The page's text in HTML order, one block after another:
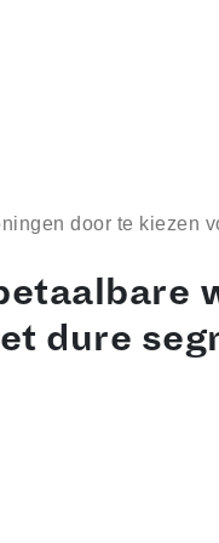
door te kiezen
dure